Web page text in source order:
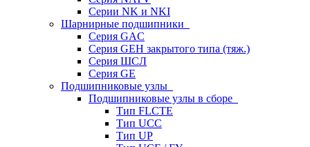
Серии NK и NKI
Шарнирные подшипники
Серия GAC
Серия GEH закрытого типа (тяж.)
Серия ШСЛ
Серия GE
Подшипниковые узлы
Подшипниковые узлы в сборе
Тип FLCTE
Тип UCC
Тип UP